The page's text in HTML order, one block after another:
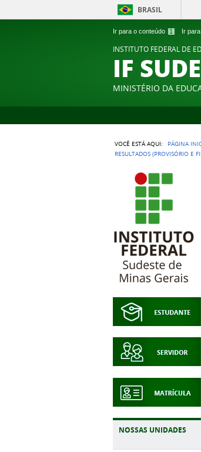
Ir para o conteúdo 1 Ir
BRASIL
INSTITUTO FEDERAL DE
IF
MINISTÉRIO DA
VOCÊ ESTÁ AQUI: PÁGINA
RESULTADOS (PROVISÓRIO E
NOSSAS UNIDADES